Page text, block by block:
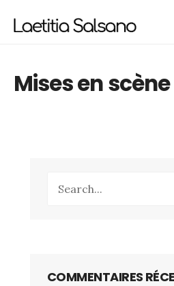
Mises en scène
COMMENTAIRES